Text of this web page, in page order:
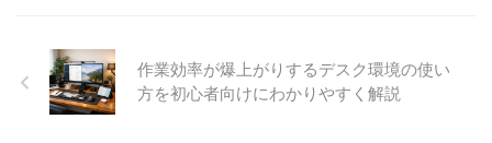
作業効率が爆上がりするデスク環境の使い
方を初心者向けにわかりやすく解説